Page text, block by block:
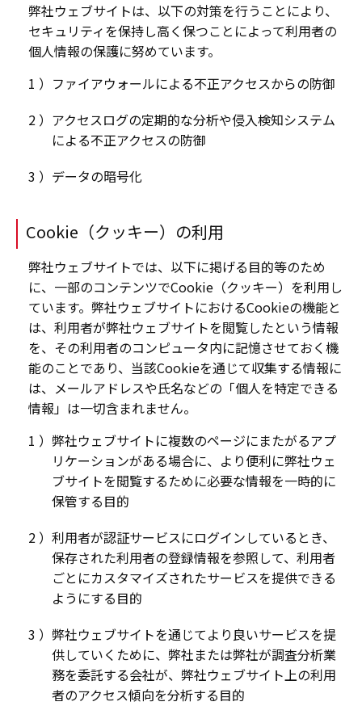
弊社ウェブサイトは、以下の対策を行うことにより、
セキュリティを保持し高く保つことによって利用者の
個人情報の保護に努めています。
ファイアウォールによる不正アクセスからの防御
アクセスログの定期的な分析や侵入検知システム
による不正アクセスの防御
データの暗号化
Cookie（クッキー）の利用
弊社ウェブサイトでは、以下に掲げる目的等のため
に、一部のコンテンツでCookie（クッキー）を利用し
ています。弊社ウェブサイトにおけるCookieの機能と
は、利用者が弊社ウェブサイトを閲覧したという情報
を、その利用者のコンピュータ内に記憶させておく機
能のことであり、当該Cookieを通じて収集する情報に
は、メールアドレスや氏名などの「個人を特定できる
情報」は一切含まれません。
弊社ウェブサイトに複数のページにまたがるアプ
リケーションがある場合に、より便利に弊社ウェ
ブサイトを閲覧するために必要な情報を一時的に
保管する目的
利用者が認証サービスにログインしているとき、
保存された利用者の登録情報を参照して、利用者
ごとにカスタマイズされたサービスを提供できる
ようにする目的
弊社ウェブサイトを通じてより良いサービスを提
供していくために、弊社または弊社が調査分析業
務を委託する会社が、弊社ウェブサイト上の利用
者のアクセス傾向を分析する目的